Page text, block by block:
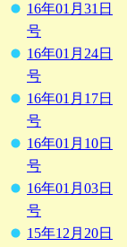
16年01月31日
号
16年01月24日
号
16年01月17日
号
16年01月10日
号
16年01月03日
号
15年12月20日